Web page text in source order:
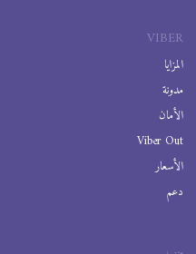
VIBER
المزايا
مدونة
الأمان
Viber Out
الأسعار
دعم